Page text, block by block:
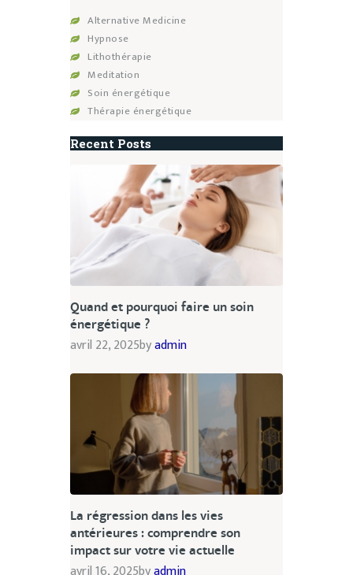
Alternative Medicine
Hypnose
Lithothérapie
Meditation
Soin énergétique
Thérapie énergétique
Recent Posts
Quand et pourquoi faire un soin
énergétique ?
avril 22, 2025byadmin
La régression dans les vies
antérieures : comprendre son
impact sur votre vie actuelle